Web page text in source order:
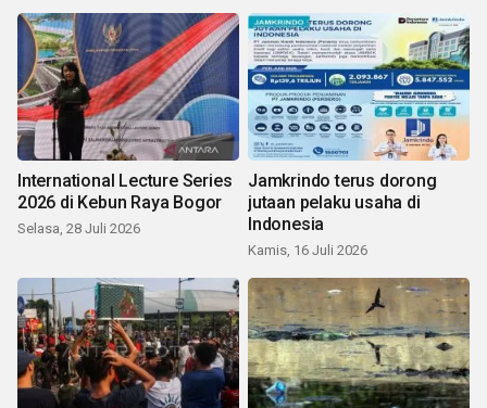
International Lecture Series
2026 di Kebun Raya Bogor
Selasa, 28 Juli 2026
Jamkrindo terus dorong
jutaan pelaku usaha di
Indonesia
Kamis, 16 Juli 2026